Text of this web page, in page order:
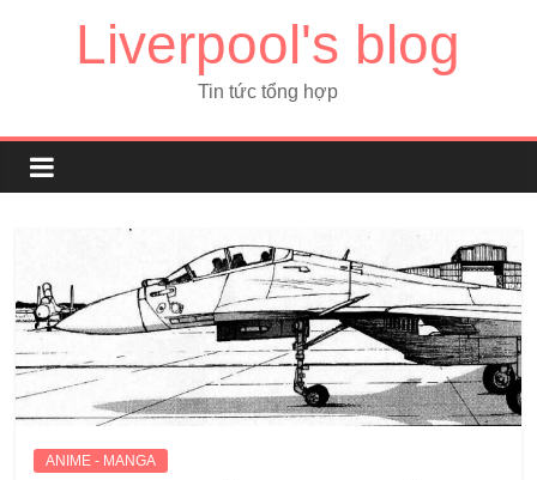
Liverpool's blog
Tin tức tổng hợp
ANIME - MANGA